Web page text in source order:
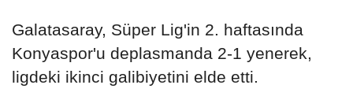
Galatasaray, Süper Lig'in 2. haftasında
Konyaspor'u deplasmanda 2-1 yenerek,
ligdeki ikinci galibiyetini elde etti.